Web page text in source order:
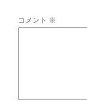
コメント ※